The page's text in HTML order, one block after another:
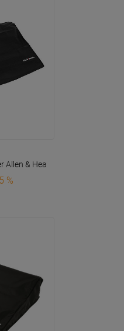
Allen & Heath
%